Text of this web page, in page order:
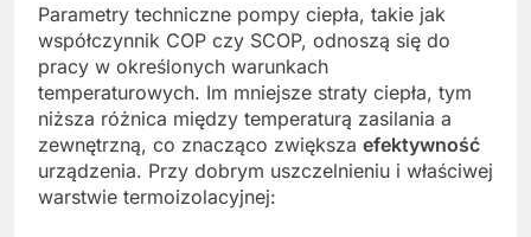
Parametry techniczne pompy ciepła, takie jak
współczynnik COP czy SCOP, odnoszą się do
pracy w określonych warunkach
temperaturowych. Im mniejsze straty ciepła, tym
niższa różnica między temperaturą zasilania a
zewnętrzną, co znacząco zwiększa efektywność
urządzenia. Przy dobrym uszczelnieniu i właściwej
warstwie termoizolacyjnej: